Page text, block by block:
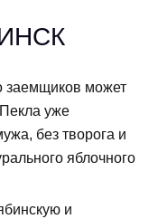
заемщиков может
уже
без творога и
яблочного
и